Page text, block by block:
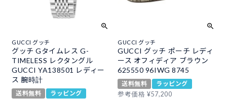
GUCCI グッチ
グッチ Gタイムレス G-
TIMELESS レクタングル
GUCCI YA138501 レディー
ス 腕時計
送料無料 ラッピング
GUCCI グッチ
GUCCI グッチ ポーチ レディ
ース オフィディア ブラウン
625550 96IWG 8745
送料無料
ラッピング
参考価格 ¥57,200